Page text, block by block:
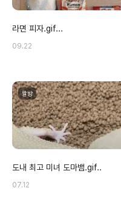
라면 피자.gif...
09.22
짤방
도내 최고 미녀 도마뱀.gif..
07.12